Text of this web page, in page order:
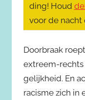
ding! Houd
voor de nacht
Doorbraak
extreem-rechts
gelijkheid. En
racisme zich in